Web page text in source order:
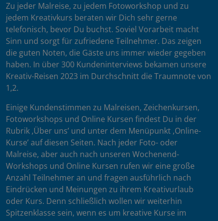
Zu jeder Malreise, zu jedem Fotoworkshop und zu
jedem Kreativkurs beraten wir Dich sehr gerne
telefonisch, bevor Du buchst. Soviel Vorarbeit macht
Sinn und sorgt für zufriedene Teilnehmer. Das zeigen
die guten Noten, die Gäste uns immer wieder gegeben
haben. In über 300 Kundeninterviews bekamen unsere
Kreativ-Reisen 2023 im Durchschnitt die Traumnote von
1,2.
Einige Kundenstimmen zu Malreisen, Zeichenkursen,
Fotoworkshops und Online Kursen findest Du in der
Rubrik ‚Über uns’ und unter dem Menüpunkt ‚Online-
Kurse’ auf diesen Seiten. Nach jeder Foto- oder
Malreise, aber auch nach unseren Wochenend-
Workshops und Online Kursen rufen wir eine große
Anzahl Teilnehmer an und fragen ausführlich nach
Eindrücken und Meinungen zu ihrem Kreativurlaub
oder Kurs. Denn schließlich wollen wir weiterhin
Spitzenklasse sein, wenn es um kreative Kurse im